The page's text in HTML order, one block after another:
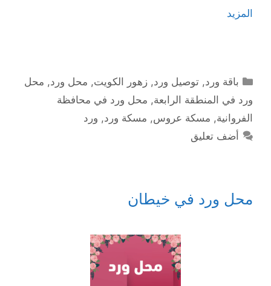
المزيد
التصنيفات
باقة ورد,توصيل ورد,زهور الكويت, محل ورد, محل
ورد في المنطقة الرابعة, محل ورد في محافظة
الفروانية, مسكة عروس, مسكة ورد, ورد
أضف تعليق
محل ورد في خيطان